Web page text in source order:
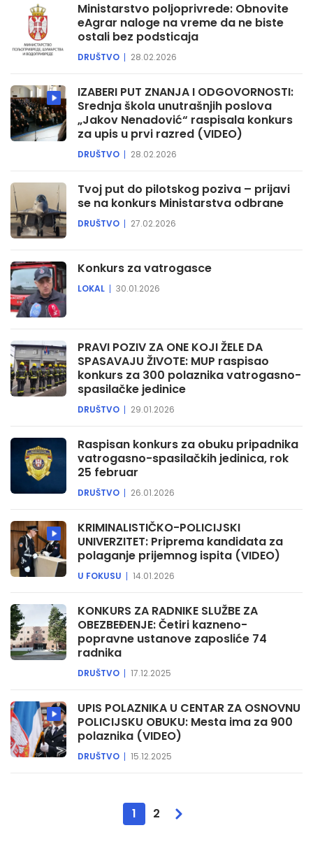
Ministarstvo poljoprivrede: Obnovite
eAgrar naloge na vreme da ne biste
ostali bez podsticaja
DRUŠTVO 28.02.2026
IZABERI PUT ZNANJA I ODGOVORNOSTI:
Srednja škola unutrašnjih poslova
„Jakov Nenadović“ raspisala konkurs
za upis u prvi razred (VIDEO)
DRUŠTVO 28.02.2026
Tvoj put do pilotskog poziva – prijavi
se na konkurs Ministarstva odbrane
DRUŠTVO 27.02.2026
Konkurs za vatrogasce
LOKAL 30.01.2026
PRAVI POZIV ZA ONE KOJI ŽELE DA
SPASAVAJU ŽIVOTE: MUP raspisao
konkurs za 300 polaznika vatrogasno-
spasilačke jedinice
DRUŠTVO 29.01.2026
Raspisan konkurs za obuku pripadnika
vatrogasno-spasilačkih jedinica, rok
25 februar
DRUŠTVO 26.01.2026
KRIMINALISTIČKO-POLICIJSKI
UNIVERZITET: Priprema kandidata za
polaganje prijemnog ispita (VIDEO)
U FOKUSU 14.01.2026
KONKURS ZA RADNIKE SLUŽBE ZA
OBEZBEĐENJE: Četiri kazneno-
popravne ustanove zaposliće 74
radnika
DRUŠTVO 17.12.2025
UPIS POLAZNIKA U CENTAR ZA OSNOVNU
POLICIJSKU OBUKU: Mesta ima za 900
polaznika (VIDEO)
DRUŠTVO 15.12.2025
1 2